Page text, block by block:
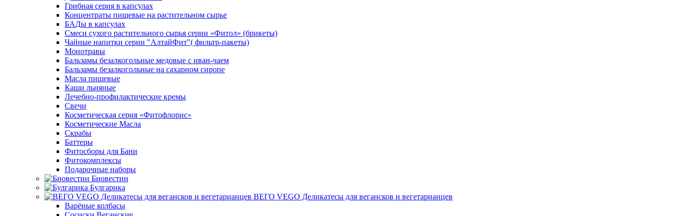
Грибная серия в капсулах
Концентраты пищевые на растительном сырье
БАДы в капсулах
Смеси сухого растительного сырья серии «Фитол» (брикеты)
Чайные напитки серии "АлтайФит"( фильтр-пакеты)
Монотравы
Бальзамы безалкогольные медовые с иван-чаем
Бальзамы безалкогольные на сахарном сиропе
Масла пищевые
Каши льняные
Лечебно-профилактические кремы
Свечи
Косметическая серия «Фитофлорис»
Косметические Масла
Скрабы
Баттеры
Фитосборы для Бани
Фитокомплексы
Подарочные наборы
Биовестин
Булгарика
ВЕГО VEGO Деликатесы для вегансков и вегетарианцев
Варёные колбасы